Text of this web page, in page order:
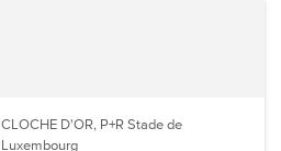
CLOCHE D'OR, P+R Stade de
Luxembourg